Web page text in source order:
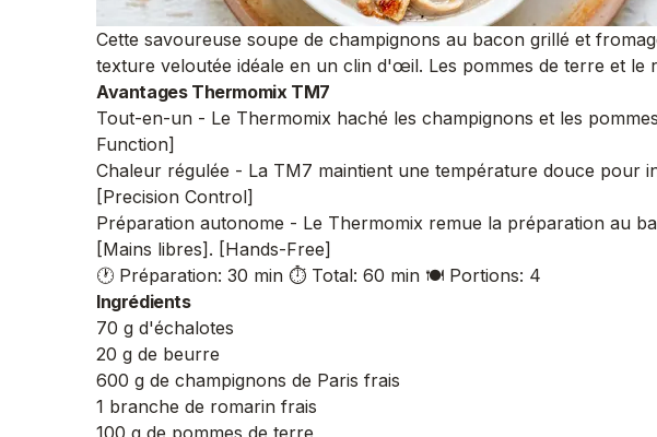
Cette savoureuse soupe de champignons au bacon grillé et
texture veloutée idéale en un clin d'œil. Les pommes de terre et
Avantages Thermomix TM7
Tout-en-un - Le Thermomix haché les champignons et les
Function]
Chaleur régulée - La TM7 maintient une température douce
[Precision Control]
Préparation autonome - Le Thermomix remue la préparation au
[Mains libres]. [Hands-Free]
🕐 Préparation: 30 min ⏱️ Total: 60 min 🍽️ Portions: 4
Ingrédients
70 g d'échalotes
20 g de beurre
600 g de champignons de Paris frais
1 branche de romarin frais
100 g de pommes de terre